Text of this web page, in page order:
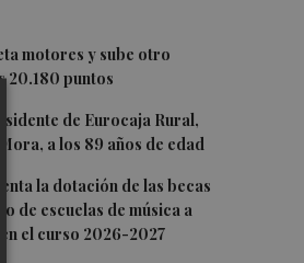
motores y sube otro
20.180 puntos
de Eurocaja Rural,
Mora, a los 89 años de edad
la dotación de las becas
de escuelas de música a
el curso 2026-2027